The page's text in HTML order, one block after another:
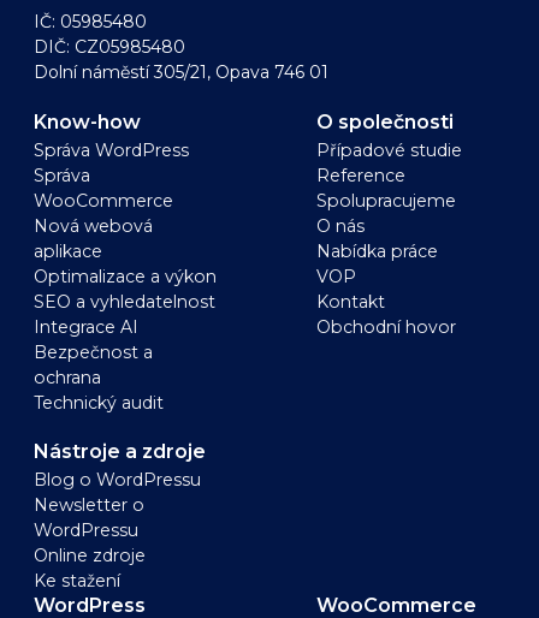
IČ: 05985480
DIČ: CZ05985480
Dolní náměstí 305/21, Opava 746 01
Know-how
Správa WordPress
Správa
WooCommerce
Nová webová
aplikace
Optimalizace a výkon
SEO a vyhledatelnost
Integrace AI
Bezpečnost a
ochrana
Technický audit
Nástroje a zdroje
Blog o WordPressu
Newsletter o
WordPressu
Online zdroje
Ke stažení
O společnosti
Případové studie
Reference
Spolupracujeme
O nás
Nabídka práce
VOP
Kontakt
Obchodní hovor
WordPress WooCommerce